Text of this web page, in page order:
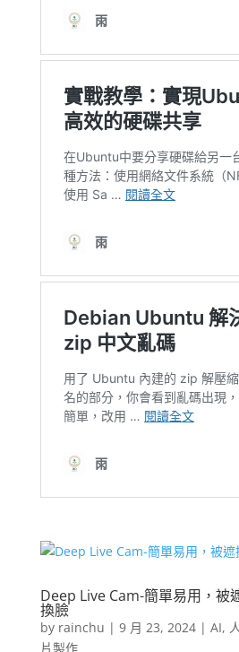
Deep Live Cam-簡單易用，被
換臉
by rainchu | 9 月 23, 2024| AI,
片製作